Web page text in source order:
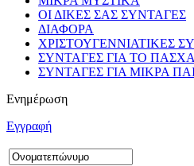
ΟΙ ΔΙΚΕΣ ΣΑΣ ΣΥΝΤΑΓΕΣ
ΔΙΑΦΟΡΑ
ΧΡΙΣΤΟΥΓΕΝΝΙΑΤΙΚΕΣ
ΣΥΝΤΑΓΕΣ ΓΙΑ ΤΟ ΠΑΣΧΑ
ΣΥΝΤΑΓΕΣ ΓΙΑ ΜΙΚΡΑ
Ενημέρωση
Εγγραφή